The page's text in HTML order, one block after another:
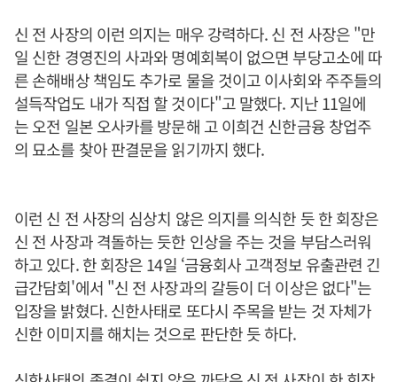
신 전 사장의 이런 의지는 매우 강력하다. 신 전 사장은 "만
일 신한 경영진의 사과와 명예회복이 없으면 부당고소에 따
른 손해배상 책임도 추가로 물을 것이고 이사회와 주주들의
설득작업도 내가 직접 할 것이다"고 말했다. 지난 11일에
는 오전 일본 오사카를 방문해 고 이희건 신한금융 창업주
의 묘소를 찾아 판결문을 읽기까지 했다.
이런 신 전 사장의 심상치 않은 의지를 의식한 듯 한 회장은
신 전 사장과 격돌하는 듯한 인상을 주는 것을 부담스러워
하고 있다. 한 회장은 14일 ‘금융회사 고객정보 유출관련 긴
급간담회'에서 "신 전 사장과의 갈등이 더 이상은 없다"는
입장을 밝혔다. 신한사태로 또다시 주목을 받는 것 자체가
신한 이미지를 해치는 것으로 판단한 듯 하다.